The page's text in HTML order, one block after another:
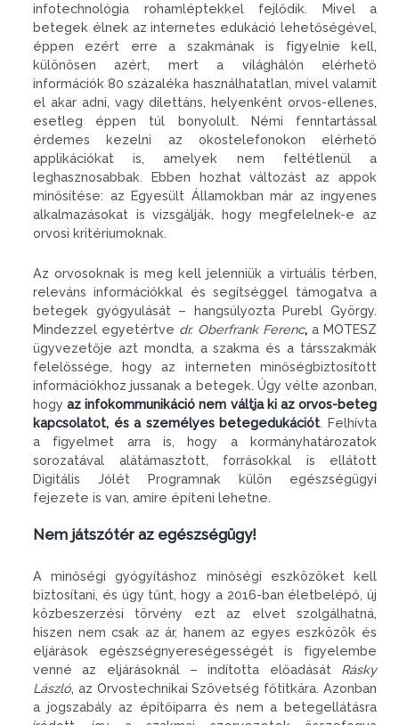
infotechnológia rohamléptekkel fejlődik. Mivel a
betegek élnek az internetes edukáció lehetőségével,
éppen ezért erre a szakmának is figyelnie kell,
különösen azért, mert a világhálón elérhető
információk 80 százaléka használhatatlan, mivel valamit
el akar adni, vagy dilettáns, helyenként orvos-ellenes,
esetleg éppen túl bonyolult. Némi fenntartással
érdemes kezelni az okostelefonokon elérhető
applikációkat is, amelyek nem feltétlenül a
leghasznosabbak. Ebben hozhat változást az appok
minősítése: az Egyesült Államokban már az ingyenes
alkalmazásokat is vizsgálják, hogy megfelelnek-e az
orvosi kritériumoknak.
Az orvosoknak is meg kell jelenniük a virtuális térben,
releváns információkkal és segítséggel támogatva a
betegek gyógyulását – hangsúlyozta Purebl György.
Mindezzel egyetértve dr. Oberfrank Ferenc, a MOTESZ
ügyvezetője azt mondta, a szakma és a társszakmák
felelőssége, hogy az interneten minőségbiztosított
információkhoz jussanak a betegek. Úgy vélte azonban,
hogyaz infokommunikáció nem váltja ki az orvos-beteg
kapcsolatot, és a személyes betegedukációt. Felhívta
a figyelmet arra is, hogy a kormányhatározatok
sorozatával alátámasztott, forrásokkal is ellátott
Digitális Jólét Programnak külön egészségügyi
fejezete is van, amire építeni lehetne.
Nem játszótér az egészségügy!
A minőségi gyógyításhoz minőségi eszközöket kell
biztosítani, és úgy tűnt, hogy a 2016-ban életbelépő, új
közbeszerzési törvény ezt az elvet szolgálhatná,
hiszen nem csak az ár, hanem az egyes eszközök és
eljárások egészségnyereségességét is figyelembe
venné az eljárásoknál – indította előadását Rásky
László, az Orvostechnikai Szövetség főtitkára. Azonban
a jogszabály az építőiparra és nem a betegellátásra